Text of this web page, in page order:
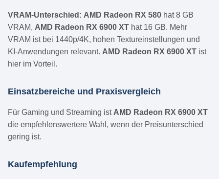
VRAM-Unterschied: AMD Radeon RX 580 hat 8 GB
VRAM, AMD Radeon RX 6900 XT hat 16 GB. Mehr
VRAM ist bei 1440p/4K, hohen Textureinstellungen und
KI-Anwendungen relevant. AMD Radeon RX 6900 XT ist
hier im Vorteil.
Einsatzbereiche und Praxisvergleich
Für Gaming und Streaming ist AMD Radeon RX 6900 XT
die empfehlenswertere Wahl, wenn der Preisunterschied
gering ist.
Kaufempfehlung